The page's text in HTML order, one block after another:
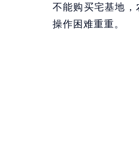
不能购买宅基地
操作困难重重。